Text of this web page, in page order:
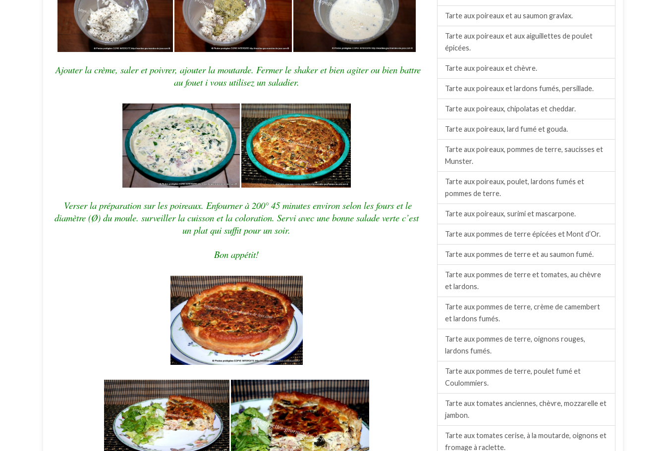
Ajouter la crème, saler et poivrer, ajouter la moutarde. Fermer le shaker et bien agiter ou bien battre
au fouet i vous utilisez un saladier.
Verser la préparation sur les poireaux. Enfourner à 200° 45 minutes environ selon les fours et le
diamètre (Ø) du moule. surveiller la cuisson et la coloration. Servi avec une bonne salade verte c’est
un plat qui suffit pour un soir.
Bon appétit!
Tarte aux poireaux et au saumon gravlax.
Tarte aux poireaux et aux aiguillettes de poulet
épicées.
Tarte aux poireaux et chèvre.
Tarte aux poireaux et lardons fumés, persillade.
Tarte aux poireaux, chipolatas et cheddar.
Tarte aux poireaux, lard fumé et gouda.
Tarte aux poireaux, pommes de terre, saucisses et
Munster.
Tarte aux poireaux, poulet, lardons fumés et
pommes de terre.
Tarte aux poireaux, surimi et mascarpone.
Tarte aux pommes de terre épicées et Mont d’Or.
Tarte aux pommes de terre et au saumon fumé.
Tarte aux pommes de terre et tomates, au chèvre
et lardons.
Tarte aux pommes de terre, crème de camembert
et lardons fumés.
Tarte aux pommes de terre, oignons rouges,
lardons fumés.
Tarte aux pommes de terre, poulet fumé et
Coulommiers.
Tarte aux tomates anciennes, chèvre, mozzarelle et
jambon.
Tarte aux tomates cerise, à la moutarde, oignons et
fromage à raclette.